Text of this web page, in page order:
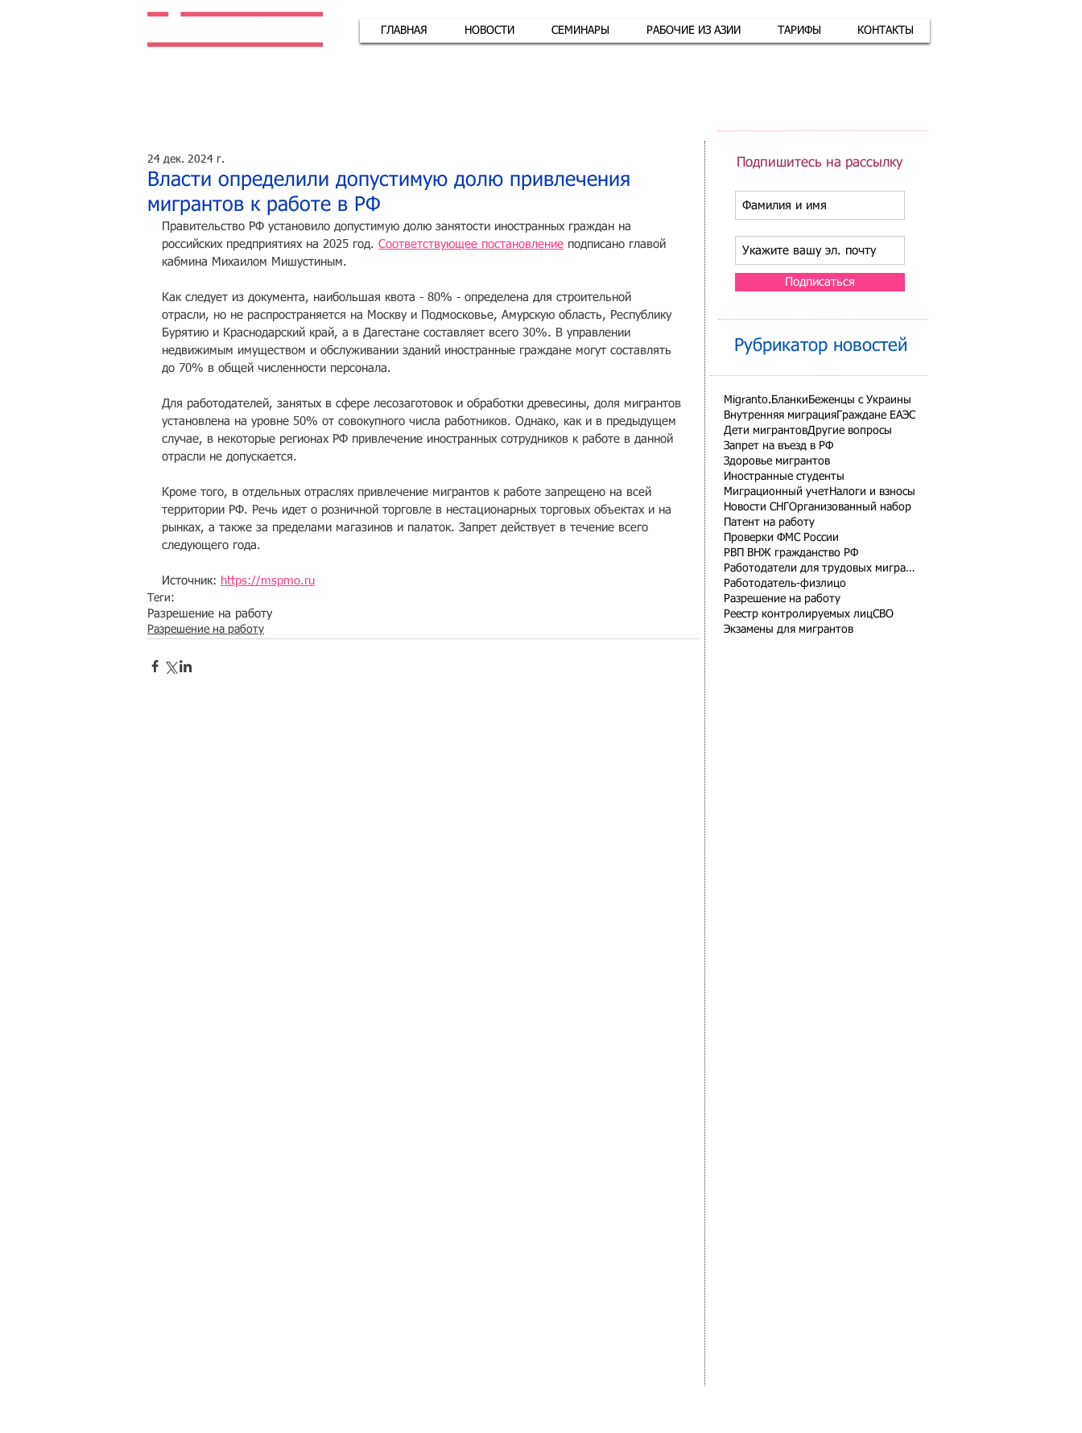
ГЛАВНАЯ НОВОСТИ СЕМИНАРЫ РАБОЧИЕ ИЗ АЗИИ ТАРИФЫ КОНТАКТЫ
Власти определили допустимую долю привлечения
мигрантов к работе в РФ
24 дек. 2024 г.
Правительство РФ установило допустимую долю занятости иностранных граждан на
российских предприятиях на 2025 год. Соответствующее постановление подписано главой
кабмина Михаилом Мишустиным.
Как следует из документа, наибольшая квота - 80% - определена для строительной
отрасли, но не распространяется на Москву и Подмосковье, Амурскую область, Республику
Бурятию и Краснодарский край, а в Дагестане составляет всего 30%. В управлении
недвижимым имуществом и обслуживании зданий иностранные граждане могут составлять
до 70% в общей численности персонала.
Для работодателей, занятых в сфере лесозаготовок и обработки древесины, доля мигрантов
установлена на уровне 50% от совокупного числа работников. Однако, как и в предыдущем
случае, в некоторые регионах РФ привлечение иностранных сотрудников к работе в данной
отрасли не допускается.
Кроме того, в отдельных отраслях привлечение мигрантов к работе запрещено на всей
территории РФ. Речь идет о розничной торговле в нестационарных торговых объектах и на
рынках, а также за пределами магазинов и палаток. Запрет действует в течение всего
следующего года.
Источник: https://mspmo.ru
Теги:
Разрешение на работу
Разрешение на работу
Подпишитесь на рассылку
Подписаться
Рубрикатор новостей
Migranto.Бланки Беженцы с Украины
Внутренняя миграция Граждане ЕАЭС
Дети мигрантовДругие вопросы
Запрет на въезд в РФ
Здоровье мигрантов
Иностранные студенты
Миграционный учетНалоги и взносы
Новости СНГ Организованный набор
Патент на работу
Проверки ФМС России
РВП ВНЖ гражданство РФ
Работодатели для трудовых мигрантов
Работодатель-физлицо
Разрешение на работу
Реестр контролируемых лицСВО
Экзамены для мигрантов